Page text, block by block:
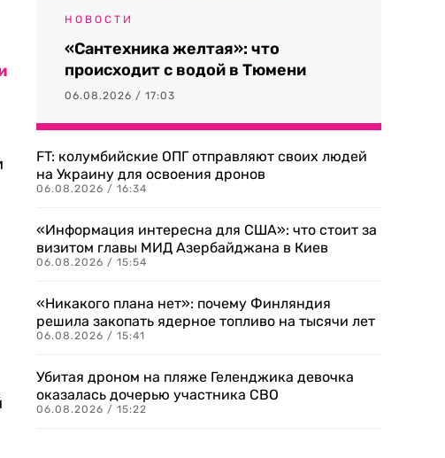
НОВОСТИ
«Сантехника желтая»: что
происходит с водой в Тюмени
06.08.2026 / 17:03
FT: колумбийские ОПГ отправляют своих людей
на Украину для освоения дронов
06.08.2026 / 16:34
«Информация интересна для США»: что стоит за
визитом главы МИД Азербайджана в Киев
06.08.2026 / 15:54
«Никакого плана нет»: почему Финляндия
решила закопать ядерное топливо на тысячи лет
06.08.2026 / 15:41
Убитая дроном на пляже Геленджика девочка
оказалась дочерью участника СВО
06.08.2026 / 15:22